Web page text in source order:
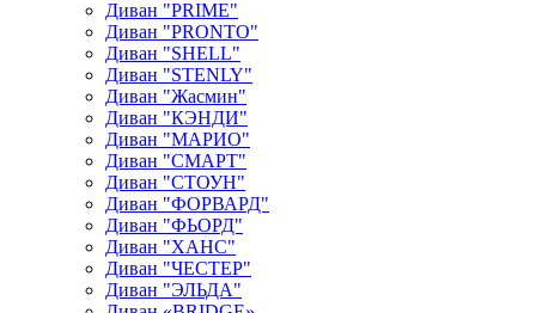
Диван "PRIME"
Диван "PRONTO"
Диван "SHELL"
Диван "STENLY"
Диван "Жасмин"
Диван "КЭНДИ"
Диван "МАРИО"
Диван "СМАРТ"
Диван "СТОУН"
Диван "ФОРВАРД"
Диван "ФЬОРД"
Диван "ХАНС"
Диван "ЧЕСТЕР"
Диван "ЭЛЬДА"